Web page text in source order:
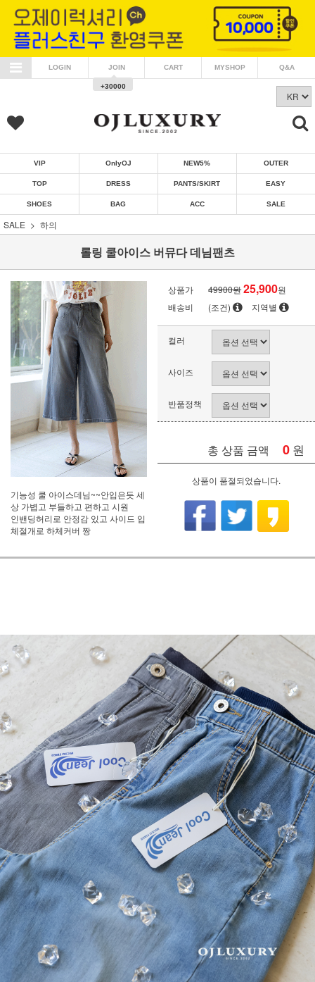
LOGIN JOIN
+30000
CART MYSHOP Q&A
VIP OnlyOJ NEW5% OUTER
TOP DRESS PANTS/SKIRT EASY
SHOES BAG ACC SALE
SALE 하의
롤링 쿨아이스 버뮤다 데님팬츠
기능성 쿨 아이스데님~~안입은듯 세
상 가볍고 부들하고 편하고 시원
인밴딩허리로 안정감 있고 사이드 입
체절개로 하체커버 짱
상품가 49900원25,900원
배송비
(조건) 지역별
컬러
사이즈
반품정책
총 상품 금액 0 원
상품이 품절되었습니다.